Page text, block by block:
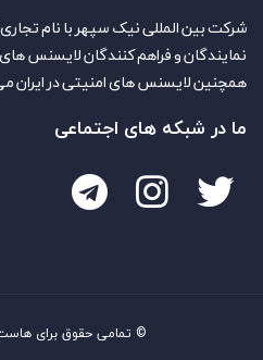
شرکت بین المللی نیک سپهر با نام
نمایندگان و فراهم کنندگان
همچنین لایسنس های امنیتی در ایران
ما در شبکه های اجتماعی
© تمامی حقوق برای